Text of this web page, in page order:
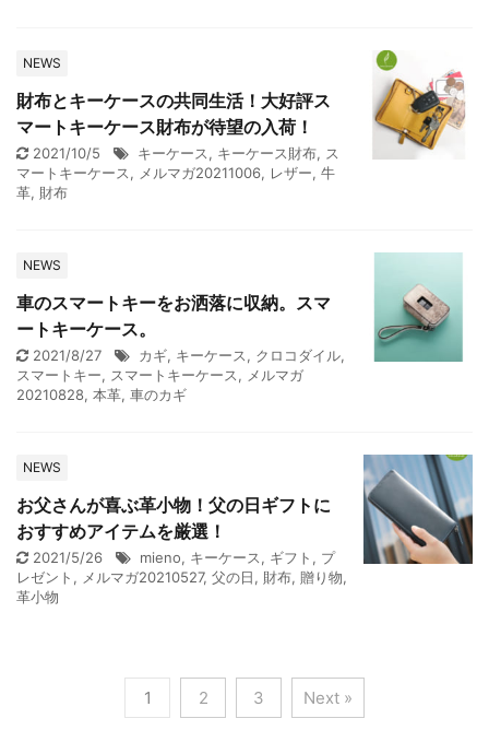
NEWS
財布とキーケースの共同生活！大好評ス
マートキーケース財布が待望の入荷！
2021/10/5 キーケース, キーケース財布, ス
マートキーケース, メルマガ20211006, レザー, 牛
革, 財布
NEWS
車のスマートキーをお洒落に収納。スマ
ートキーケース。
2021/8/27 カギ, キーケース, クロコダイル,
スマートキー, スマートキーケース, メルマガ
20210828, 本革, 車のカギ
NEWS
お父さんが喜ぶ革小物！父の日ギフトに
おすすめアイテムを厳選！
2021/5/26 mieno, キーケース, ギフト , プ
レゼント , メルマガ20210527, 父の日, 財布, 贈り物,
革小物
1 2 3 Next »